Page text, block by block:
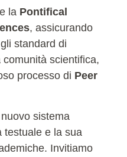
e la Pontifical
, assicurando
standard di
scientifica,
processo di Peer
sistema
testuale e la sua
Invitiamo